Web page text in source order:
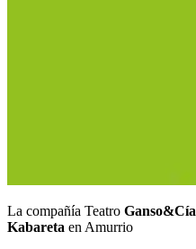
La compañía Teatro Ganso&Cía
Kabareta en Amurrio